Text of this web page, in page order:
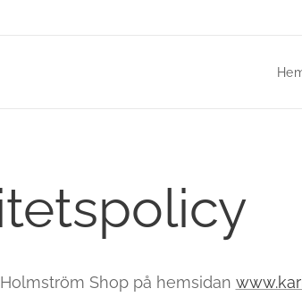
Shop på hemsidan